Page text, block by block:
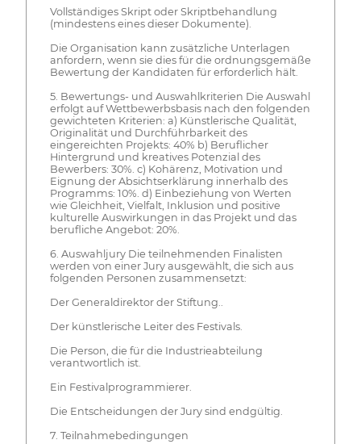
Vollständiges Skript oder Skriptbehandlung
(mindestens eines dieser Dokumente).
Die Organisation kann zusätzliche Unterlagen
anfordern, wenn sie dies für die ordnungsgemäße
Bewertung der Kandidaten für erforderlich hält.
5. Bewertungs- und Auswahlkriterien Die Auswahl
erfolgt auf Wettbewerbsbasis nach den folgenden
gewichteten Kriterien: a) Künstlerische Qualität,
Originalität und Durchführbarkeit des
eingereichten Projekts: 40% b) Beruflicher
Hintergrund und kreatives Potenzial des
Bewerbers: 30%. c) Kohärenz, Motivation und
Eignung der Absichtserklärung innerhalb des
Programms: 10%. d) Einbeziehung von Werten
wie Gleichheit, Vielfalt, Inklusion und positive
kulturelle Auswirkungen in das Projekt und das
berufliche Angebot: 20%.
6. Auswahljury Die teilnehmenden Finalisten
werden von einer Jury ausgewählt, die sich aus
folgenden Personen zusammensetzt:
Der Generaldirektor der Stiftung..
Der künstlerische Leiter des Festivals.
Die Person, die für die Industrieabteilung
verantwortlich ist.
Ein Festivalprogrammierer.
Die Entscheidungen der Jury sind endgültig.
7. Teilnahmebedingungen